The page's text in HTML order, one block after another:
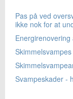
Pas på ved
ikke nok for at
Svampeskader -